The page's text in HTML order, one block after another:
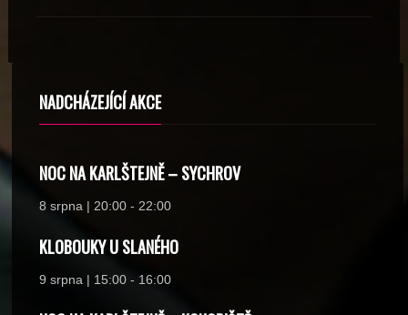
NADCHÁZEJÍCÍ AKCE
NOC NA KARLŠTEJNĚ – SYCHROV
8 srpna | 20:00 - 22:00
KLOBOUKY U SLANÉHO
9 srpna | 15:00 - 16:00